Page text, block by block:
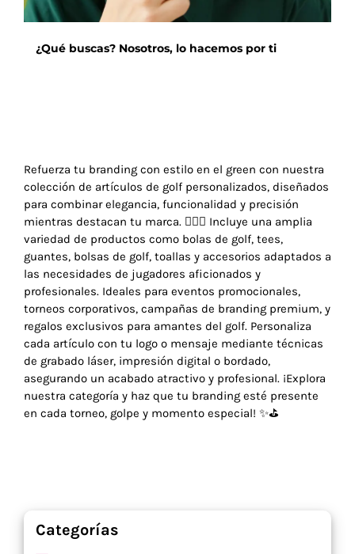
¿Qué buscas? Nosotros, lo hacemos por ti
Refuerza tu branding con estilo en el green con nuestra
colección de artículos de golf personalizados, diseñados
para combinar elegancia, funcionalidad y precisión
mientras destacan tu marca. 🏌️‍♂️✨ Incluye una amplia
variedad de productos como bolas de golf, tees,
guantes, bolsas de golf, toallas y accesorios adaptados a
las necesidades de jugadores aficionados y
profesionales. Ideales para eventos promocionales,
torneos corporativos, campañas de branding premium, y
regalos exclusivos para amantes del golf. Personaliza
cada artículo con tu logo o mensaje mediante técnicas
de grabado láser, impresión digital o bordado,
asegurando un acabado atractivo y profesional. ¡Explora
nuestra categoría y haz que tu branding esté presente
en cada torneo, golpe y momento especial! ✨⛳
Categorías